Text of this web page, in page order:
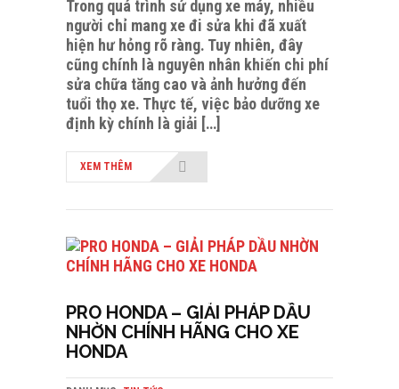
Trong quá trình sử dụng xe máy, nhiều
người chỉ mang xe đi sửa khi đã xuất
hiện hư hỏng rõ ràng. Tuy nhiên, đây
cũng chính là nguyên nhân khiến chi phí
sửa chữa tăng cao và ảnh hưởng đến
tuổi thọ xe. Thực tế, việc bảo dưỡng xe
định kỳ chính là giải […]
XEM THÊM
PRO HONDA – GIẢI PHÁP DẦU
NHỜN CHÍNH HÃNG CHO XE
HONDA